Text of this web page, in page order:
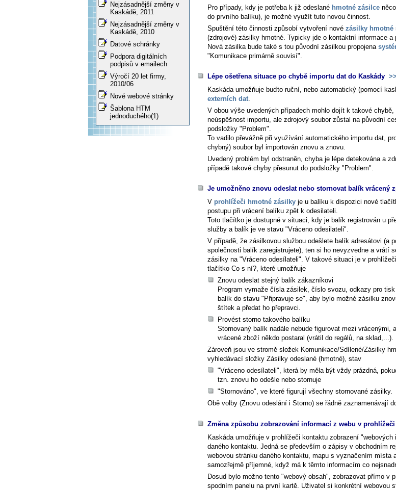
Nejzásadnější změny v
Kaskádě, 2011
Nejzásadnější změny v
Kaskádě, 2010
Datové schránky
Podpora digitálních
podpisů v emailech
Výročí 20 let firmy,
2010/06
Nové webové stránky
Šablona HTM
jednoduchého(1)
Pro případy, kdy je potřeba k již odeslané hmotné zásilce
do prvního balíku), je možné využít tuto novou činnost.
Spuštění této činnosti způsobí vytvoření nové zásilky hmotné
(zdrojové) zásilky hmotné. Typicky jde o kontaktní informace a
Nová zásilka bude také s tou původní zásilkou propojena
"Komunikace primárně souvisí".
Lépe ošetřena situace po chybě importu dat do Kaskády
Kaskáda umožňuje buďto ruční, nebo automatický (pomocí
externích dat.
V obou výše uvedených případech mohlo dojít k takové
neúspěšnost importu, ale zdrojový soubor zůstal na původní
podsložky "Problem".
To vadilo převážně při využívání automatického importu dat,
chybný) soubor byl importován znovu a znovu.
Uvedený problém byl odstraněn, chyba je lépe detekována a
případě takové chyby přesunut do podsložky "Problem".
Je umožněno znovu odeslat nebo stornovat balík vrácený
V prohlížeči hmotné zásilky je u balíku k dispozici nové
postupu při vrácení balíku zpět k odesilateli.
Toto tlačítko je dostupné v situaci, kdy je balík registrován u
služby a balík je ve stavu "Vráceno odesilateli".
V případě, že zásilkovou službou odešlete balík adresátovi (a
společnosti balík zaregistrujete), ten si ho nevyzvedne a vrátí
zásilky na "Vráceno odesílateli". V takové situaci je v
tlačítko Co s ní?, které umožňuje
Znovu odeslat stejný balík zákazníkovi
Program vymaže čísla zásilek, číslo svozu, odkazy pro
balík do stavu "Připravuje se", aby bylo možné zásilku
štítek a předat ho přepravci.
Provést storno takového balíku
Stornovaný balík nadále nebude figurovat mezi vrácenými,
vrácené zboží někdo postaral (vrátil do regálů, na sklad,...).
Zároveň jsou ve stromě složek Komunikace/Sdílené/Zásilky
vyhledávací složky Zásilky odeslané (hmotné), stav
"Vráceno odesílateli", která by měla být vždy prázdná,
tzn. znovu ho odešle nebo stornuje
"Stornováno", ve které figurují všechny stornované zásilky.
Obě volby (Znovu odeslání i Storno) se řádně zaznamenávají
Změna způsobu zobrazování informací z webu v prohlížeči
Kaskáda umožňuje v prohlížeči kontaktu zobrazení
daného kontaktu. Jedná se především o zápisy v obchodním
webovou stránku daného kontaktu, mapu s vyznačením místa
samozřejmě příjemné, když má k těmto informacím co
Dosud bylo možno tento "webový obsah", zobrazovat přímo v
spodním panelu na první kartě. Uživatel si konkrétní webovou